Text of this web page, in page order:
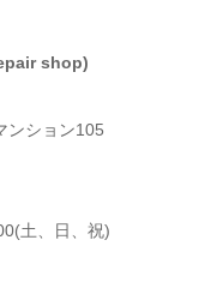
shop)
ンション105
土、日、祝)